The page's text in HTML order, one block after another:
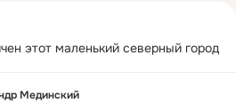
этот маленький северный город
Мединский